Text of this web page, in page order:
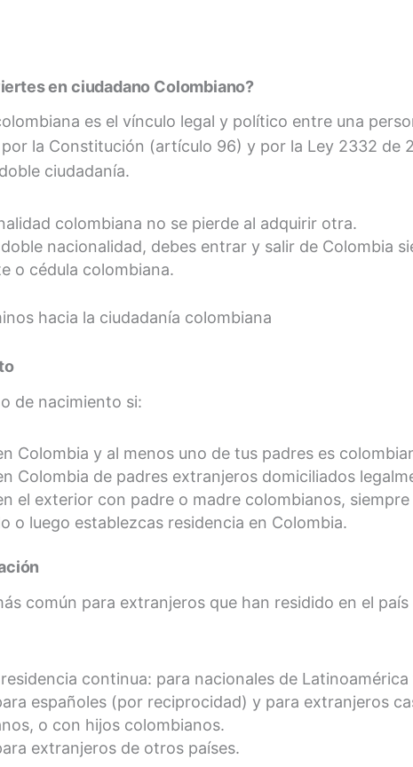
en ciudadano Colombiano?
es el vínculo legal y político entre una
la Constitución (artículo 96) y por la Ley 2332 de
ciudadanía.
colombiana no se pierde al adquirir otra.
nacionalidad, debes entrar y salir de Colombia
o cédula colombiana.
hacia la ciudadanía colombiana
de nacimiento si:
Colombia y al menos uno de tus padres es
Colombia de padres extranjeros domiciliados
el exterior con padre o madre colombianos,
o luego establezcas residencia en Colombia.
común para extranjeros que han residido en el
continua: para nacionales de Latinoamérica
españoles (por reciprocidad) y para extranjeros
o con hijos colombianos.
extranjeros de otros países.